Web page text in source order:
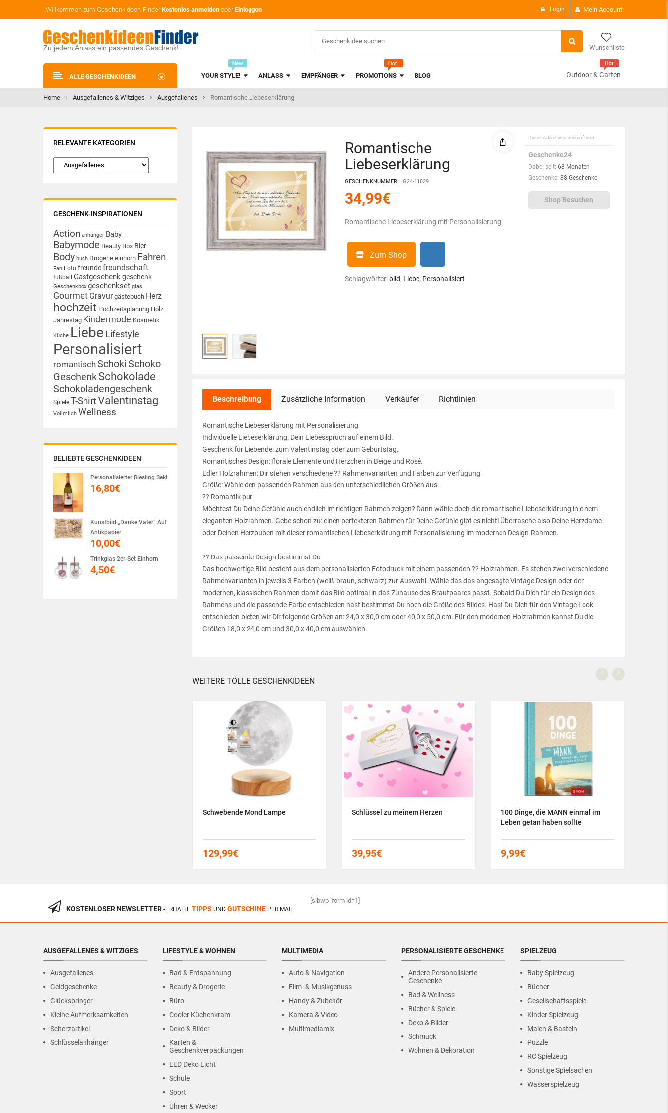
Willkommen zum Geschenkideen-FinderKostenlos anmelden oderEinloggen Login Mein Account
Zu jedem Anlass ein passendes Geschenk! Wunschliste
ALLE GESCHENKIDEEN YOUR STYLE! ANLASS EMPFÄNGER PROMOTIONS BLOG Outdoor & Garten
Home Ausgefallenes & Witziges Ausgefallenes Romantische Liebeserklärung
RELEVANTE KATEGORIEN
GESCHENK-INSPIRATIONEN
Action anhänger Baby
Babymode Beauty Box Bier
Body buch Drogerie einhorn Fahren
Fan Foto freundefreundschaft
fußball Gastgeschenkgeschenk
Geschenkbox geschenkset glas
Gourmet Gravur gästebuch Herz
hochzeit Hochzeitsplanung Holz
Jahrestag Kindermode Kosmetik
Küche Liebe Lifestyle
Personalisiert
romantisch Schoki Schoko
GeschenkSchokolade
Schokoladengeschenk
Spiele T-ShirtValentinstag
Vollmilch Wellness
BELIEBTE GESCHENKIDEEN
Personalisierter Riesling Sekt
16,80€
Kunstbild „Danke Vater“ Auf
Antikpapier
10,00€
Trinkglas 2er-Set Einhorn
4,50€
Romantische
Liebeserklärung
GESCHENKNUMMER: G24-11029
34,99€
Romantische Liebeserklärung mit Personalisierung
Zum Shop
Schlagwörter: bild, Liebe, Personalisiert
Dieser Artikel wird verkauft von:
Geschenke24
Dabei seit: 68 Monaten
Geschenke: 88 Geschenke
Shop Besuchen
Beschreibung Zusätzliche Information Verkäufer Richtlinien
Romantische Liebeserklärung mit Personalisierung
Individuelle Liebeserklärung: Dein Liebesspruch auf einem Bild.
Geschenk für Liebende: zum Valentinstag oder zum Geburtstag.
Romantisches Design: florale Elemente und Herzchen in Beige und Rosé.
Edler Holzrahmen: Dir stehen verschiedene ?? Rahmenvarianten und Farben zur Verfügung.
Größe: Wähle den passenden Rahmen aus den unterschiedlichen Größen aus.
?? Romantik pur
Möchtest Du Deine Gefühle auch endlich im richtigen Rahmen zeigen? Dann wähle doch die romantische Liebeserklärung in einem
eleganten Holzrahmen. Gebe schon zu: einen perfekteren Rahmen für Deine Gefühle gibt es nicht! Überrasche also Deine Herzdame
oder Deinen Herzbuben mit dieser romantischen Liebeserklärung mit Personalisierung im modernen Design-Rahmen.
?? Das passende Design bestimmst Du
Das hochwertige Bild besteht aus dem personalisierten Fotodruck mit einem passenden ?? Holzrahmen. Es stehen zwei verschiedene
Rahmenvarianten in jeweils 3 Farben (weiß, braun, schwarz) zur Auswahl. Wähle das das angesagte Vintage Design oder den
modernen, klassischen Rahmen damit das Bild optimal in das Zuhause des Brautpaares passt. Sobald Du Dich für ein Design des
Rahmens und die passende Farbe entschieden hast bestimmst Du noch die Größe des Bildes. Hast Du Dich für den Vintage Look
entschieden bieten wir Dir folgende Größen an: 24,0 x 30,0 cm oder 40,0 x 50,0 cm. Für den modernen Holzrahmen kannst Du die
Größen 18,0 x 24,0 cm und 30,0 x 40,0 cm auswählen.
WEITERE TOLLE GESCHENKIDEEN
Schwebende Mond Lampe
129,99€
Schlüssel zu meinem Herzen
39,95€
100 Dinge, die MANN einmal im
Leben getan haben sollte
9,99€
KOSTENLOSER NEWSLETTER - ERHALTE TIPPS UND GUTSCHINE PER MAIL
[sibwp_form id=1]
AUSGEFALLENES & WITZIGES
Ausgefallenes
Geldgeschenke
Glücksbringer
Kleine Aufmerksamkeiten
Scherzartikel
Schlüsselanhänger
LIFESTYLE & WOHNEN
Bad & Entspannung
Beauty & Drogerie
Büro
Cooler Küchenkram
Deko & Bilder
Karten &
Geschenkverpackungen
LED Deko Licht
Schule
Sport
Uhren & Wecker
MULTIMEDIA
Auto & Navigation
Film- & Musikgenuss
Handy & Zubehör
Kamera & Video
Multimediamix
PERSONALISIERTE GESCHENKE
Andere Personalisierte
Geschenke
Bad & Wellness
Bücher & Spiele
Deko & Bilder
Schmuck
Wohnen & Dekoration
SPIELZEUG
Baby Spielzeug
Bücher
Gesellschaftsspiele
Kinder Spielzeug
Malen & Basteln
Puzzle
RC Spielzeug
Sonstige Spielsachen
Wasserspielzeug
There are0